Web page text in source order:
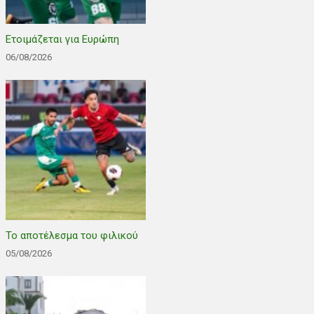
Ετοιμάζεται για Ευρώπη
06/08/2026
Το αποτέλεσμα του φιλικού
05/08/2026